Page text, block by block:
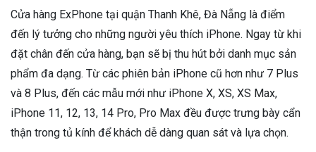
Cửa hàng ExPhone tại quận Thanh Khê, Đà Nẵng là điểm
đến lý tưởng cho những người yêu thích iPhone. Ngay từ khi
đặt chân đến cửa hàng, bạn sẽ bị thu hút bởi danh mục sản
phẩm đa dạng. Từ các phiên bản iPhone cũ hơn như 7 Plus
và 8 Plus, đến các mẫu mới như iPhone X, XS, XS Max,
iPhone 11, 12, 13, 14 Pro, Pro Max đều được trưng bày cẩn
thận trong tủ kính để khách dễ dàng quan sát và lựa chọn.